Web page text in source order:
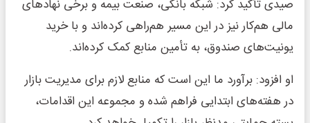
صیدی تأکید کرد: شبکه بانکی، صنعت بیمه و برخی نهادهای
مالی هم‌کار نیز در این مسیر هم‌راهی کرده‌اند و با خرید
یونیت‌های صندوق، به تأمین منابع کمک کرده‌اند.
او افزود: برآورد ما این است که منابع لازم برای مدیریت بازار
در هفته‌های ابتدایی فراهم شده و مجموعه این اقدامات،